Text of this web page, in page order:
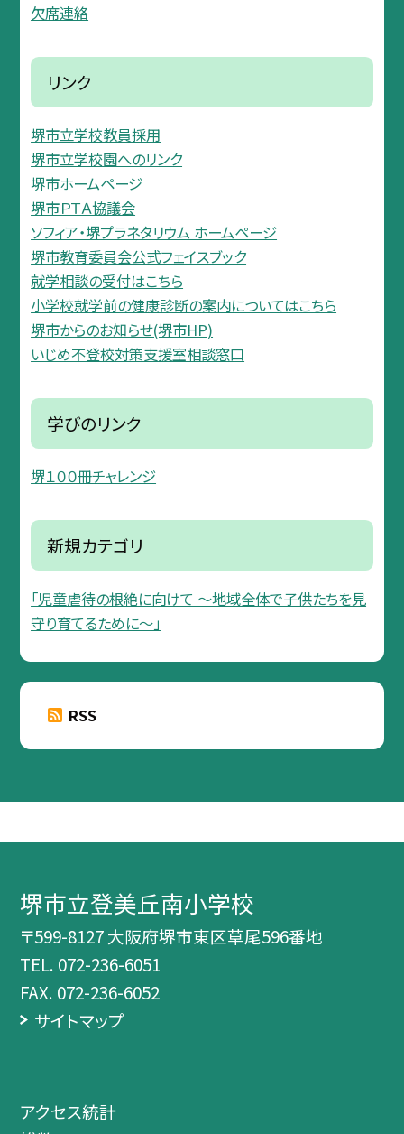
欠席連絡
リンク
堺市立学校教員採用
堺市立学校園へのリンク
堺市ホームページ
堺市ＰＴＡ協議会
ソフィア・堺プラネタリウム ホームページ
堺市教育委員会公式フェイスブック
就学相談の受付はこちら
小学校就学前の健康診断の案内についてはこちら
堺市からのお知らせ(堺市HP)
いじめ不登校対策支援室相談窓口
学びのリンク
堺１００冊チャレンジ
新規カテゴリ
「児童虐待の根絶に向けて 〜地域全体で子供たちを見
守り育てるために〜」
RSS
堺市立登美丘南小学校
〒599-8127 大阪府堺市東区草尾596番地
TEL. 072-236-6051
FAX. 072-236-6052
サイトマップ
アクセス統計